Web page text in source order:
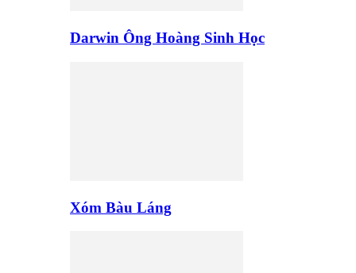
Darwin Ông Hoàng Sinh Học
Xóm Bàu Láng